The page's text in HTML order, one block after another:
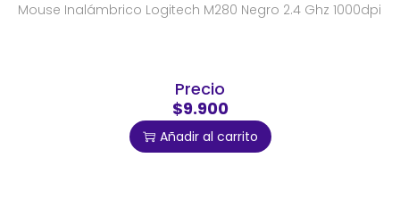
Mouse Inalámbrico Logitech M280 Negro 2.4 Ghz 1000dpi
Precio
$9.900
Añadir al carrito